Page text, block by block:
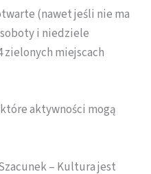
(nawet jeśli nie ma
i niedziele
zielonych miejscach
aktywności mogą
– Kultura jest